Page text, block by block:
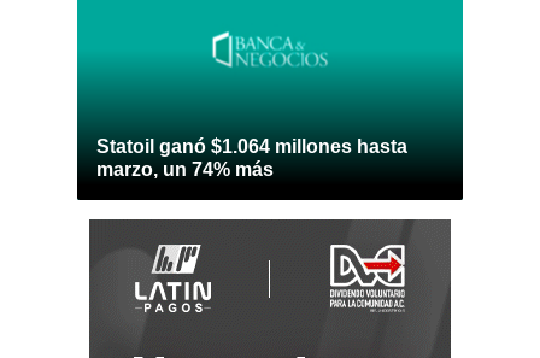
Statoil ganó $1.064 millones hasta
marzo, un 74% más